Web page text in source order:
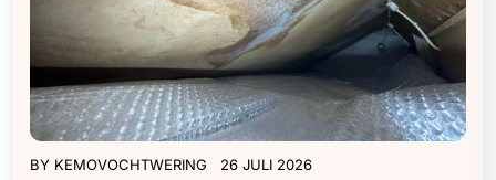
BY KEMOVOCHTWERING 26 JULI 2026